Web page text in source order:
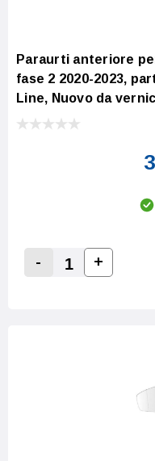
Paraurti anteriore per
fase 2 2020-2023,
Line, Nuovo da
Decrease Quantity:
-
Increase
+